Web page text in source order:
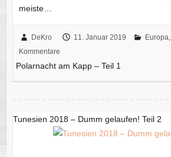
meiste…
DeKro 11. Januar 2019 Europa,
Kommentare
Polarnacht am Kapp – Teil 1
Tunesien 2018 – Dumm gelaufen! Teil 2